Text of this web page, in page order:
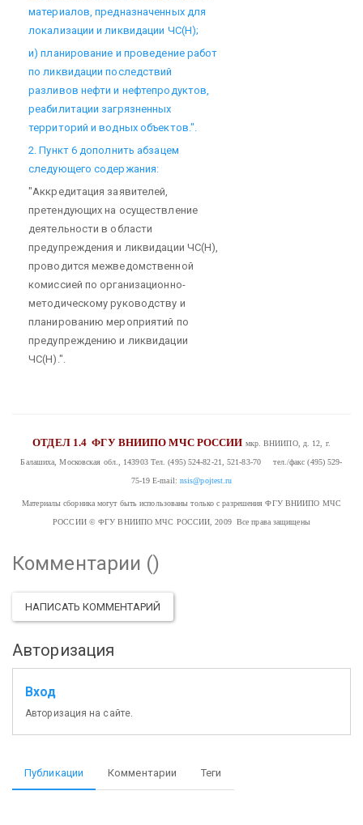
материалов, предназначенных для
локализации и ликвидации ЧС(Н);
и) планирование и проведение работ
по ликвидации последствий
разливов нефти и нефтепродуктов,
реабилитации загрязненных
территорий и водных объектов.".
2. Пункт 6 дополнить абзацем
следующего содержания:
"Аккредитация заявителей,
претендующих на осуществление
деятельности в области
предупреждения и ликвидации ЧС(Н),
проводится межведомственной
комиссией по организационно-
методическому руководству и
планированию мероприятий по
предупреждению и ликвидации
ЧС(Н).".
ОТДЕЛ 1.4ФГУ ВНИИПО МЧС РОССИИ мкр. ВНИИПО, д. 12, г.
Балашиха, Московская обл., 143903Тел. (495) 524-82-21, 521-83-70 тел./факс (495) 529-
75-19 E-mail: nsis@pojtest.ru
Материалы сборника могут быть использованы только с разрешения ФГУ ВНИИПО МЧС
РОССИИ© ФГУ ВНИИПО МЧС РОССИИ, 2009 Все права защищены
Комментарии ()
НАПИСАТЬ КОММЕНТАРИЙ
Авторизация
Вход
Авторизация на сайте.
Публикации Комментарии Теги